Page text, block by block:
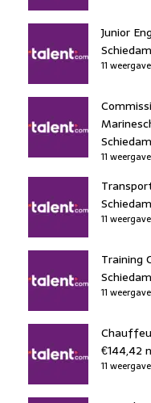
Junior
Schiedam
11
Schiedam
11
Schiedam
11
Training
Schiedam
11
€144,42
11